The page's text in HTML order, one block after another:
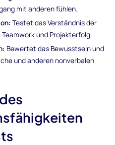
mit anderen fühlen.
Testet das Verständnis der
und Projekterfolg.
Bewertet das Bewusstsein und
und anderen nonverbalen